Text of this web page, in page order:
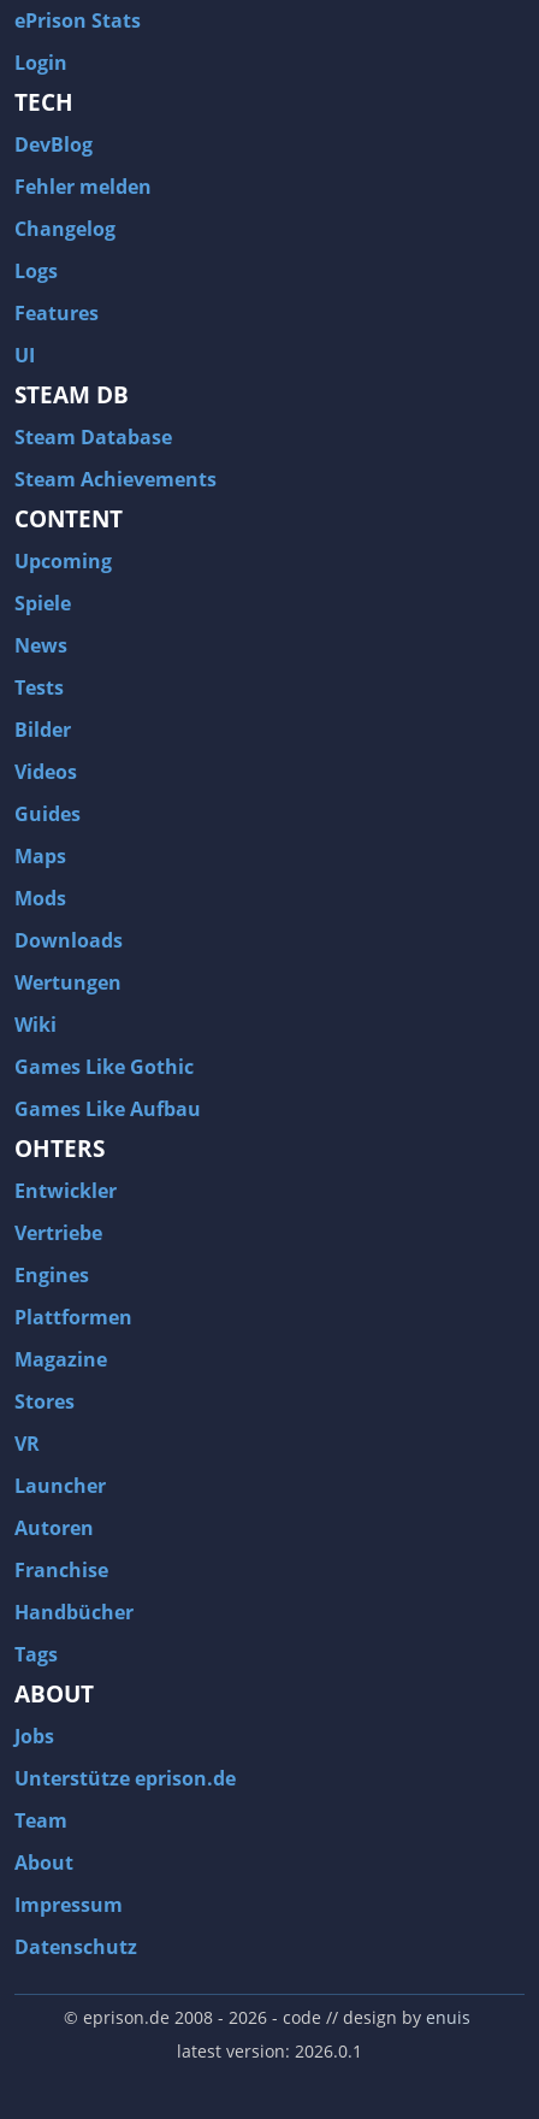
ePrison Stats
Login
TECH
DevBlog
Fehler melden
Changelog
Logs
Features
UI
STEAM DB
Steam Database
Steam Achievements
CONTENT
Upcoming
Spiele
News
Tests
Bilder
Videos
Guides
Maps
Mods
Downloads
Wertungen
Wiki
Games Like Gothic
Games Like Aufbau
OHTERS
Entwickler
Vertriebe
Engines
Plattformen
Magazine
Stores
VR
Launcher
Autoren
Franchise
Handbücher
Tags
ABOUT
Jobs
Unterstütze eprison.de
Team
About
Impressum
Datenschutz
© eprison.de 2008 - 2026- code // design by enuis
latest version: 2026.0.1